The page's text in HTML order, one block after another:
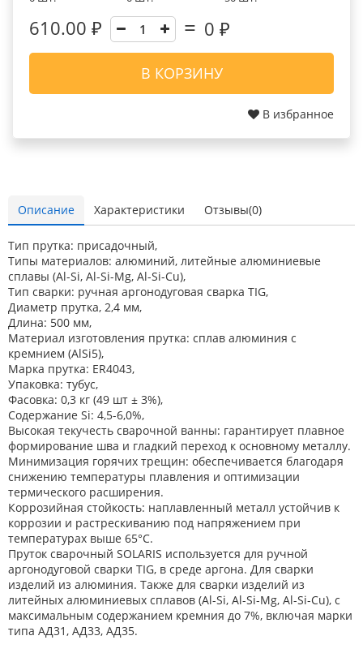
610.00 ₽ 0 ₽
В КОРЗИНУ
В избранное
Описание Характеристики Отзывы(0)
Тип прутка: присадочный,
Типы материалов: алюминий, литейные алюминиевые
сплавы (Al-Si, Al-Si-Mg, Al-Si-Cu),
Тип сварки: ручная аргонодуговая сварка TIG,
Диаметр прутка, 2,4 мм,
Длина: 500 мм,
Материал изготовления прутка: сплав алюминия с
кремнием (AlSi5),
Марка прутка: ER4043,
Упаковка: тубус,
Фасовка: 0,3 кг (49 шт ± 3%),
Содержание Si: 4,5-6,0%,
Высокая текучесть сварочной ванны: гарантирует плавное
формирование шва и гладкий переход к основному металлу.
Минимизация горячих трещин: обеспечивается благодаря
снижению температуры плавления и оптимизации
термического расширения.
Коррозийная стойкость: наплавленный металл устойчив к
коррозии и растрескиванию под напряжением при
температурах выше 65°C.
Пруток сварочный SOLARIS используется для ручной
аргонодуговой сварки TIG, в среде аргона. Для сварки
изделий из алюминия. Также для сварки изделий из
литейных алюминиевых сплавов (Al-Si, Al-Si-Mg, Al-Si-Cu), с
максимальным содержанием кремния до 7%, включая марки
типа АД31, АД33, АД35.